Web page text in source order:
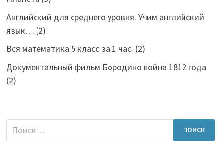
Английский для среднего уровня. Учим английский
язык… (2)
Вся математика 5 класс за 1 час. (2)
Документальный фильм Бородино война 1812 года
(2)
Найти: